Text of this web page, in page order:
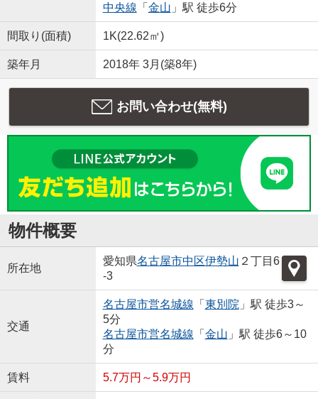
中央線 「 金山 」駅 徒歩6分
間取り(面積) 1K(22.62㎡)
築年月 2018年 3月(築8年)
お問い合わせ(無料)
物件概要
所在地
愛知県名古屋市中区伊勢山 ２丁目6
-3
交通
名古屋市営名城線 「 東別院 」駅 徒歩3～
5分
名古屋市営名城線 「 金山 」駅 徒歩6～10
分
賃料 5.7万円～5.9万円